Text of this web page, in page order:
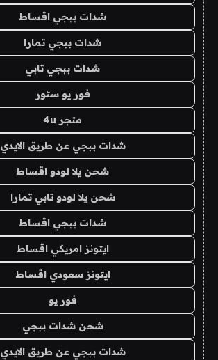
شدات ببجي اقساط
شدات ببجي تمارا
شدات ببجي تابي
فور يو ستور
متجر 4u
شدات ببجي عن طريق الايدي
شحن يلا لودو اقساط
شحن يلا لودو تابي تمارا
شدات ببجي اقساط
ايتونز امريكي اقساط
ايتونز سعودي اقساط
فور يو
شحن شدات ببجي
شدات ببجي عن طريق الايدي